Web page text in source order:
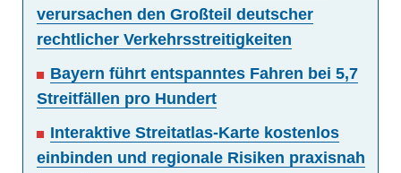
verursachen den Großteil deutscher
rechtlicher Verkehrsstreitigkeiten
Bayern führt entspanntes Fahren bei 5,7
Streitfällen pro Hundert
Interaktive Streitatlas-Karte kostenlos
einbinden und regionale Risiken praxisnah